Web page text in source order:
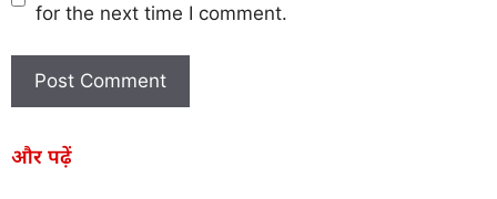
for the next time I comment.
और पढ़ें